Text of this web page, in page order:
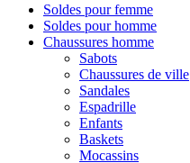
Soldes pour femme
Soldes pour homme
Chaussures homme
Sabots
Chaussures de ville
Sandales
Espadrille
Enfants
Baskets
Mocassins